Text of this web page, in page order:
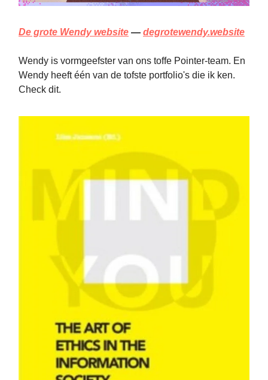
De grote Wendy website — degrotewendy.website
Wendy is vormgeefster van ons toffe Pointer-team. En
Wendy heeft één van de tofste portfolio's die ik ken.
Check dit.